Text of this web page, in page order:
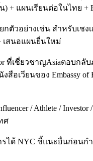
+ แผนเรียนต่อในไทย +
กตัวอย่างเช่น สำหรับเชง
เสนอแผนยื่นใหม่
ที่เชี่ยวชาญAsiaตอบก
วียนของ Embassy of
/ Athlete / Investor
ศ
ารได้ NYC ชี้แนะยื่นก่อน